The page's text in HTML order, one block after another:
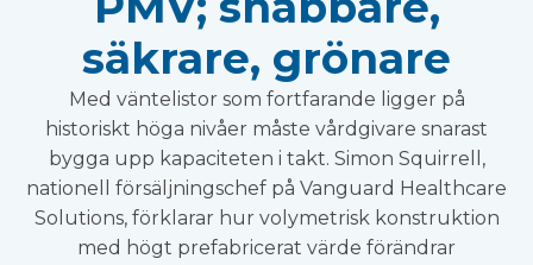
säkrare, grönare
Med väntelistor som fortfarande ligger på
historiskt höga nivåer måste vårdgivare snarast
bygga upp kapaciteten i takt. Simon Squirrell,
nationell försäljningschef på Vanguard Healthcare
Solutions, förklarar hur volymetrisk konstruktion
med högt prefabricerat värde förändrar